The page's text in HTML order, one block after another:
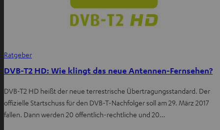
Ratgeber
DVB-T2 HD: Wie klingt das neue Antennen-Fernsehen?
DVB-T2 HD heißt der neue terrestrische Übertragungsstandard. Der
offizielle Startschuss für den DVB-T-Nachfolger soll am 29. März 2017
fallen. Dann werden 20 öffentlich-rechtliche und 20…